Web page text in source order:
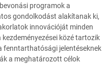
programok a
gondolkodást alakítanak ki,
innovációját minden
közé tartozik
fenntarthatósági jelentéseknek
a meghatározott célok